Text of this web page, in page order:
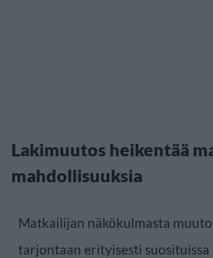
Lakimuutos heikentää
mahdollisuuksia
Matkailijan näkökulmasta
tarjontaan erityisesti suosituissa